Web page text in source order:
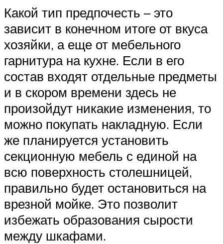
Какой тип предпочесть – это
зависит в конечном итоге от вкуса
хозяйки, а еще от мебельного
гарнитура на кухне. Если в его
состав входят отдельные предметы
и в скором времени здесь не
произойдут никакие изменения, то
можно покупать накладную. Если
же планируется установить
секционную мебель с единой на
всю поверхность столешницей,
правильно будет остановиться на
врезной мойке. Это позволит
избежать образования сырости
между шкафами.